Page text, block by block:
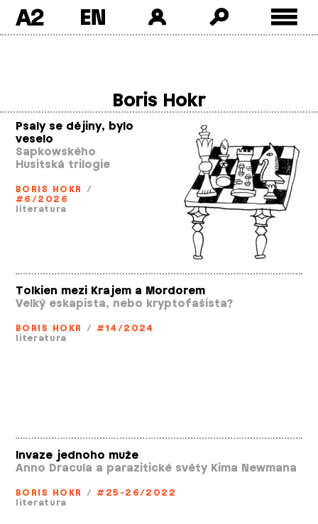
A2
Boris Hokr
Psaly se dějiny, bylo
veselo
Sapkowského
Husitská trilogie
BORIS HOKR /
#6/2026
literatura
Tolkien mezi Krajem a Mordorem
Velký eskapista, nebo kryptofašista?
BORIS HOKR / #14/2024
literatura
Invaze jednoho muže
Anno Dracula a parazitické světy Kima Newmana
BORIS HOKR / #25-26/2022
literatura